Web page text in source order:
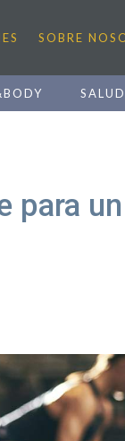
SOBRE
SALUD
para un